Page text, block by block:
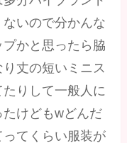
いので分かんな
かと思ったら脇
丈の短いミニス
りして一般人に
けどもwどんだ
てくらい服装が